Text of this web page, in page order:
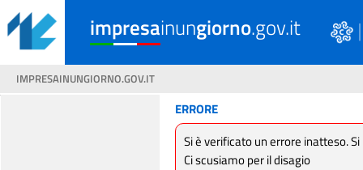
impresainungiorno.gov.it
IMPRESAINUNGIORNO.GOV.IT
ERRORE
Si è verificato un errore inatteso.
Ci scusiamo per il disagio